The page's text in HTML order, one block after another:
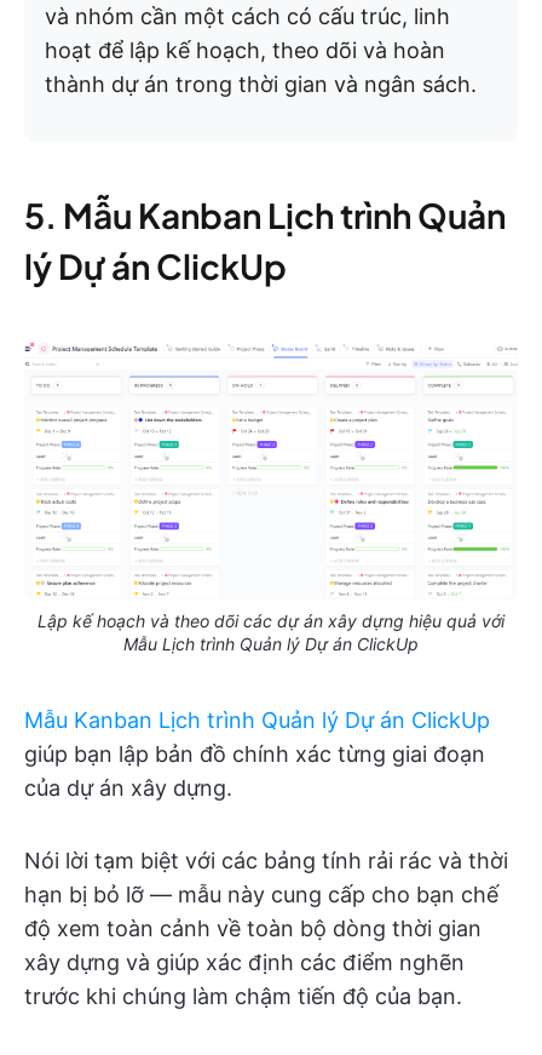
và nhóm cần một cách có cấu trúc, linh
hoạt để lập kế hoạch, theo dõi và hoàn
thành dự án trong thời gian và ngân sách.
5. Mẫu Kanban Lịch trình Quản
lý Dự án ClickUp
Lập kế hoạch và theo dõi các dự án xây dựng hiệu quả với
Mẫu Lịch trình Quản lý Dự án ClickUp
Mẫu Kanban Lịch trình Quản lý Dự án ClickUp
giúp bạn lập bản đồ chính xác từng giai đoạn
của dự án xây dựng.
Nói lời tạm biệt với các bảng tính rải rác và thời
hạn bị bỏ lỡ — mẫu này cung cấp cho bạn chế
độ xem toàn cảnh về toàn bộ dòng thời gian
xây dựng và giúp xác định các điểm nghẽn
trước khi chúng làm chậm tiến độ của bạn.